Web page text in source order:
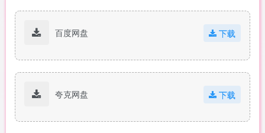
百度网盘 下载
夸克网盘 下载